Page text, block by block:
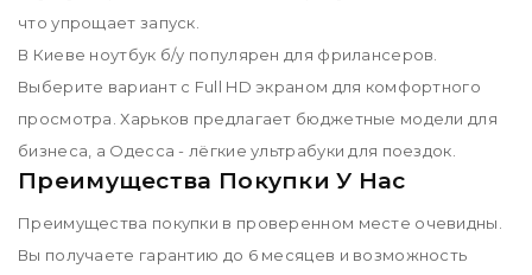
что упрощает запуск.
В Киеве ноутбук б/у популярен для фрилансеров.
Выберите вариант с Full HD экраном для комфортного
просмотра. Харьков предлагает бюджетные модели для
бизнеса, а Одесса - лёгкие ультрабуки для поездок.
Преимущества Покупки У Нас
Преимущества покупки в проверенном месте очевидны.
Вы получаете гарантию до 6 месяцев и возможность